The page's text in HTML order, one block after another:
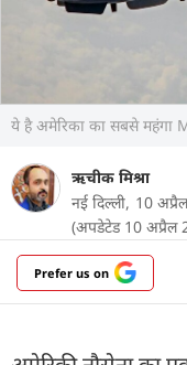
ये है अमेरिका का सबसे महंगा
ऋचीक मिश्रा
नई दिल्ली, 10
(अपडेटेड 10 अप्रैल
Prefer us on